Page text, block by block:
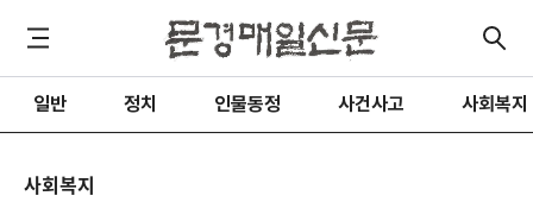
일반 정치 인물동정 사건사고 사회복지
사회복지